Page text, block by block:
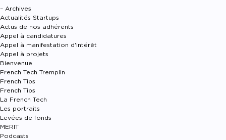
– Archives
Actualités Startups
Actus de nos adhérents
Appel à candidatures
Appel à manifestation d'intérêt
Appel à projets
Bienvenue
French Tech Tremplin
French Tips
French Tips
La French Tech
Les portraits
Levées de fonds
MERIT
Podcasts